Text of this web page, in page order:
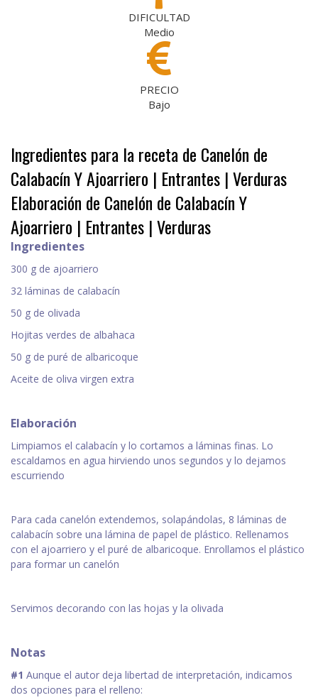
DIFICULTAD
Medio
PRECIO
Bajo
Ingredientes para la receta de Canelón de
Calabacín Y Ajoarriero | Entrantes | Verduras
Elaboración de Canelón de Calabacín Y
Ajoarriero | Entrantes | Verduras
Ingredientes
300 g de ajoarriero
32 láminas de calabacín
50 g de olivada
Hojitas verdes de albahaca
50 g de puré de albaricoque
Aceite de oliva virgen extra
Elaboración
Limpiamos el calabacín y lo cortamos a láminas finas. Lo
escaldamos en agua hirviendo unos segundos y lo dejamos
escurriendo
Para cada canelón extendemos, solapándolas, 8 láminas de
calabacín sobre una lámina de papel de plástico. Rellenamos
con el ajoarriero y el puré de albaricoque. Enrollamos el plástico
para formar un canelón
Servimos decorando con las hojas y la olivada
Notas
#1 Aunque el autor deja libertad de interpretación, indicamos
dos opciones para el relleno: